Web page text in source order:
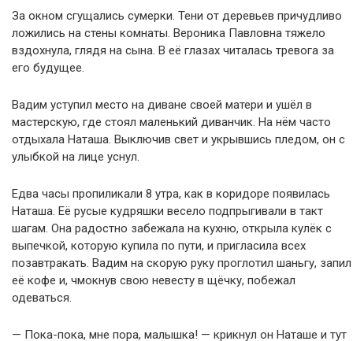
За окном сгущались сумерки. Тени от деревьев причудливо
ложились на стены комнаты. Вероника Павловна тяжело
вздохнула, глядя на сына. В её глазах читалась тревога за
его будущее.
Вадим уступил место на диване своей матери и ушёл в
мастерскую, где стоял маленький диванчик. На нём часто
отдыхала Наташа. Выключив свет и укрывшись пледом, он с
улыбкой на лице уснул.
Едва часы пропиликали 8 утра, как в коридоре появилась
Наташа. Её русые кудряшки весело подпрыгивали в такт
шагам. Она радостно забежала на кухню, открыла кулёк с
выпечкой, которую купила по пути, и пригласила всех
позавтракать. Вадим на скорую руку проглотил шаньгу, запил
её кофе и, чмокнув свою невесту в щёчку, побежал
одеваться.
— Пока-пока, мне пора, малышка! — крикнул он Наташе и тут